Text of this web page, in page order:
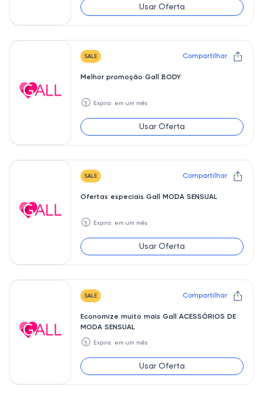
Usar Oferta
SALE Compartilhar
Melhor promoção Gall BODY
🕥 Expira: em um mês
Usar Oferta
SALE Compartilhar
Ofertas especiais Gall MODA SENSUAL
🕥 Expira: em um mês
Usar Oferta
SALE Compartilhar
Economize muito mais Gall ACESSÓRIOS DE
MODA SENSUAL
🕥 Expira: em um mês
Usar Oferta